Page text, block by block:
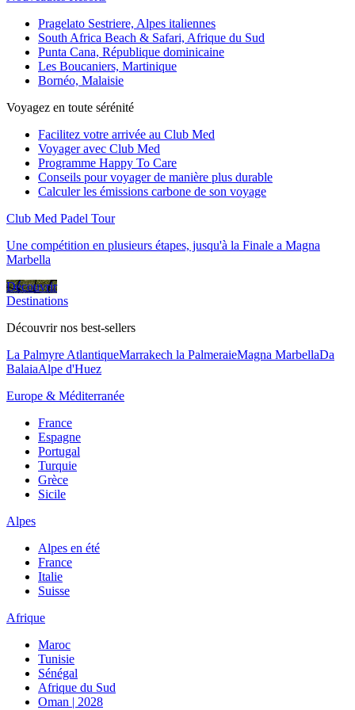
Pragelato Sestriere, Alpes italiennes
South Africa Beach & Safari, Afrique du Sud
Punta Cana, République dominicaine
Les Boucaniers, Martinique
Bornéo, Malaisie
Voyagez en toute sérénité
Facilitez votre arrivée au Club Med
Voyager avec Club Med
Programme Happy To Care
Conseils pour voyager de manière plus durable
Calculer les émissions carbone de son voyage
Club Med Padel Tour
Une compétition en plusieurs étapes, jusqu'à la Finale a Magna
Marbella
Découvrir
Destinations
Découvrir nos best-sellers
La Palmyre AtlantiqueMarrakech la PalmeraieMagna MarbellaDa
BalaiaAlpe d'Huez
Europe & Méditerranée
France
Espagne
Portugal
Turquie
Grèce
Sicile
Alpes
Alpes en été
France
Italie
Suisse
Afrique
Maroc
Tunisie
Sénégal
Afrique du Sud
Oman | 2028